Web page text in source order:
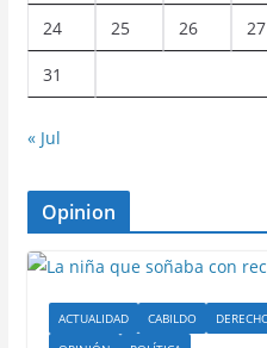
24 25 26 27
31
« Jul
Opinion
ACTUALIDAD CABILDO